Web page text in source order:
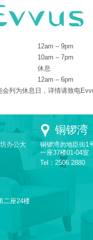
12am – 9pm
10am – 7pm
休息
12am – 6pm
会列为休息日，详情请致电
办公大
Google
Maps
铜锣湾
铜锣湾勿地臣街1
一座37楼01-04室
Tel：2506 2880
二座24楼